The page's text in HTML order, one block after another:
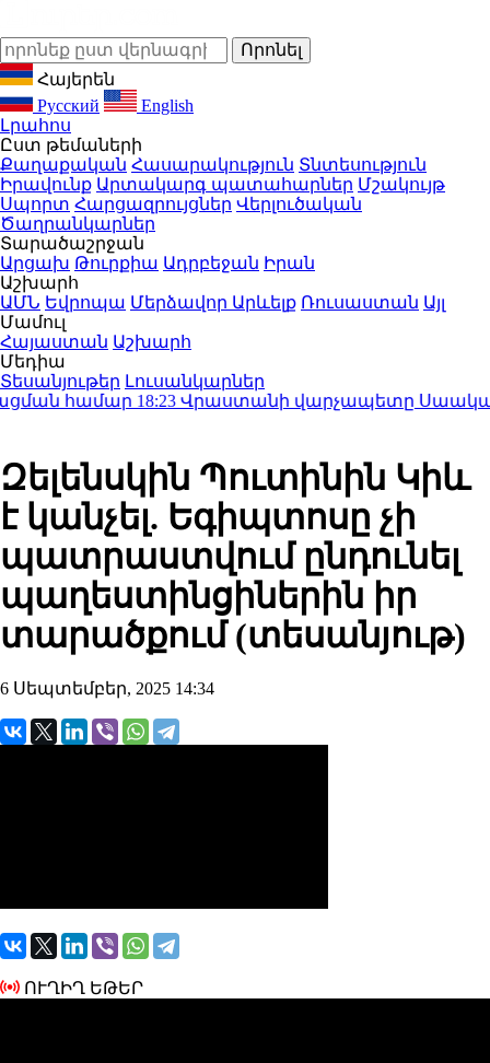
Հայերեն
Русский
English
Լրահոս
Ըստ թեմաների
Քաղաքական Հասարակություն Տնտեսություն
Իրավունք Արտակարգ պատահարներ Մշակույթ
Սպորտ Հարցազրույցներ Վերլուծական
Ծաղրանկարներ
Տարածաշրջան
Արցախ Թուրքիա Ադրբեջան Իրան
Աշխարհ
ԱՄՆ Եվրոպա Մերձավոր Արևելք Ռուսաստան Այլ
Մամուլ
Հայաստան Աշխարհ
Մեդիա
Տեսանյութեր Լուսանկարներ
համար18:23Վրաստանի վարչապետը
Զելենսկին Պուտինին Կիև
է կանչել. Եգիպտոսը չի
պատրաստվում ընդունել
պաղեստինցիներին իր
տարածքում (տեսանյութ)
6 Սեպտեմբեր, 2025 14:34
ՈՒՂԻՂ ԵԹԵՐ